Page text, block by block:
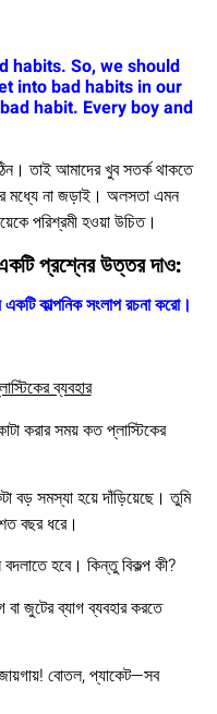
habits. So, we should
into bad habits in our
habit. Every boy and
তাই আমাদের খুব সতর্ক থাকতে
মধ্যে না জড়াই। অলসতা এমন
পরিশ্রমী হওয়া উচিত।
প্রশ্নের উত্তর দাও:
কাল্পনিক সংলাপ রচনা করো।
ব্যবহার
করার সময় কত প্লাস্টিকের
বড় সমস্যা হয়ে দাঁড়িয়েছে। তুমি
বছর ধরে।
হবে। কিন্তু বিকল্প কী?
জুটের ব্যাগ ব্যবহার করতে
বোতল, প্যাকেট—সব